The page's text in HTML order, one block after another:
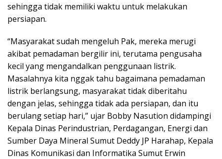
sehingga tidak memiliki waktu untuk melakukan
persiapan.
“Masyarakat sudah mengeluh Pak, mereka merugi
akibat pemadaman bergilir ini, terutama pengusaha
kecil yang mengandalkan penggunaan listrik.
Masalahnya kita nggak tahu bagaimana pemadaman
listrik berlangsung, masyarakat tidak diberitahu
dengan jelas, sehingga tidak ada persiapan, dan itu
berulang setiap hari,” ujar Bobby Nasution didampingi
Kepala Dinas Perindustrian, Perdagangan, Energi dan
Sumber Daya Mineral Sumut Deddy JP Harahap, Kepala
Dinas Komunikasi dan Informatika Sumut Erwin